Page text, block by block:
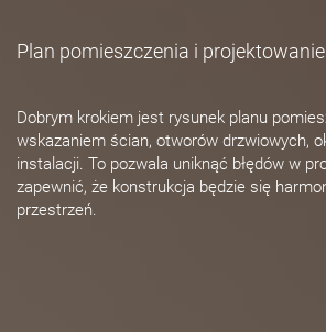
Plan pomieszczenia i
Dobrym krokiem jest rysunek planu
wskazaniem ścian, otworów drzwiowych,
instalacji. To pozwala uniknąć błędów w
zapewnić, że konstrukcja będzie się
przestrzeń.